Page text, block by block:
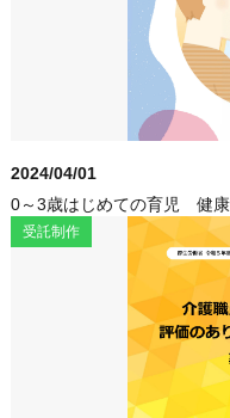
2024/04/01
0～3歳はじめての育児 健康
受託制作